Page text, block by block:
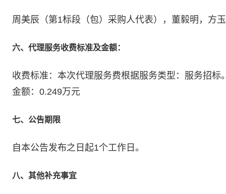
周美辰（第1标段（包）采购人代表），董毅明，方
六、代理服务收费标准及金额：
收费标准：本次代理服务费根据服务类型：服务招
金额：0.249万元
七、公告期限
自本公告发布之日起1个工作日。
八、其他补充事宜